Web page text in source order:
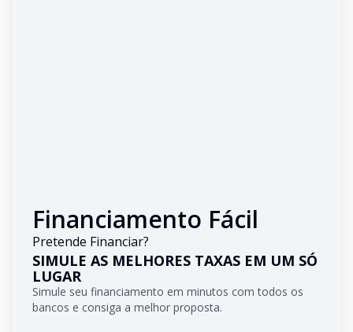
Financiamento Fácil
Pretende Financiar?
SIMULE AS MELHORES TAXAS EM UM SÓ
LUGAR
Simule seu financiamento em minutos com todos os
bancos e consiga a melhor proposta.